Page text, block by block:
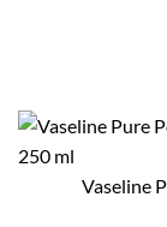
Vaseline